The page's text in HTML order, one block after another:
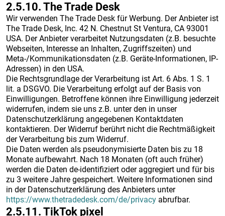
2.5.10. ​The Trade Desk​
Wir verwenden The Trade Desk für Werbung. Der Anbieter ist
The Trade Desk, Inc. 42 N. Chestnut St Ventura, CA 93001
USA. Der Anbieter verarbeitet Nutzungsdaten (z.B. besuchte
Webseiten, Interesse an Inhalten, Zugriffszeiten) und
Meta-/Kommunikationsdaten (z.B. Geräte-Informationen, IP-
Adressen) in den USA.
Die Rechtsgrundlage der Verarbeitung ist Art. 6 Abs. 1 S. 1
lit. a DSGVO. Die Verarbeitung erfolgt auf der Basis von
Einwilligungen. Betroffene können ihre Einwilligung jederzeit
widerrufen, indem sie uns z.B. unter den in unser
Datenschutzerklärung angegebenen Kontaktdaten
kontaktieren. Der Widerruf berührt nicht die Rechtmäßigkeit
der Verarbeitung bis zum Widerruf.
Die Daten werden als pseudonymisierte Daten bis zu 18
Monate aufbewahrt. Nach 18 Monaten (oft auch früher)
werden die Daten de-identifiziert oder aggregiert und für bis
zu 3 weitere Jahre gespeichert. Weitere Informationen sind
in der Datenschutzerklärung des Anbieters unter
https://www.thetradedesk.com/de/privacy abrufbar.
2.5.11. ​TikTok pixel​